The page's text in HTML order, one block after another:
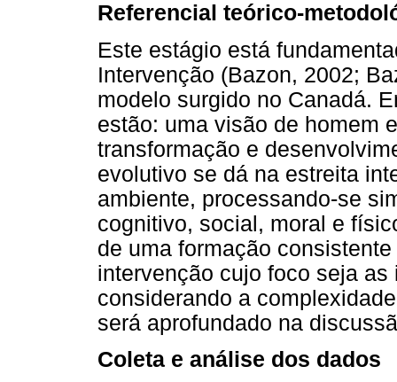
Referencial teórico-
Este estágio está
Intervenção (Bazon, 2002;
modelo surgido no Canadá.
estão: uma visão de homem
transformação e
evolutivo se dá na estreita
ambiente, processando-se
cognitivo, social, moral e
de uma formação
intervenção cujo foco seja
considerando a
será aprofundado na
Coleta e análise dos dados